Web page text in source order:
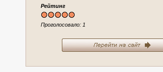
Рейтинг
Проголосовало: 1